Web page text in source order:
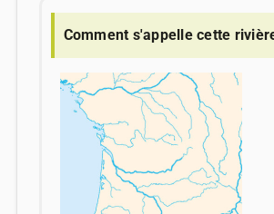
Comment s'appelle cette